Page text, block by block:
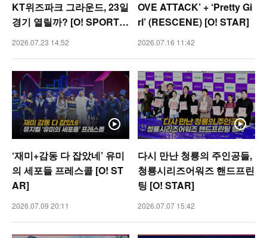
KT위즈파크 그라운드, 23일
경기 열릴까? [O! SPORTS
숏폼]
2026.07.23 14:52
OVE ATTACK’ + ‘Pretty Gi
rl’ (RESCENE) [O! STAR]
2026.07.16 11:42
‘재미+감동 다 잡았네’ 유미
의 세포들 프레스콜 [O! ST
AR]
2026.07.09 20:11
다시 만난 청룡의 주인공들,
청룡시리즈어워즈 핸드프린
팅 [O! STAR]
2026.07.07 15:42